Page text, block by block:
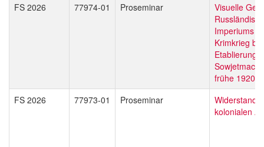
FS 2026 77974-01 Proseminar
Visuelle
Imperiums
Krimkrieg
Etablierung
frühe
FS 2026
77973-01 Proseminar
Widerstand
kolonialen